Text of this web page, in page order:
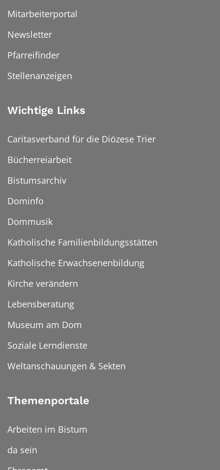
Mitarbeiterportal
Newsletter
Pfarreifinder
Stellenanzeigen
Wichtige Links
Caritasverband für die Diözese Trier
Bücherreiarbeit
Bistumsarchiv
Dominfo
Dommusik
Katholische Familienbildungsstätten
Katholische Erwachsenenbildung
Kirche verändern
Lebensberatung
Museum am Dom
Soziale Lerndienste
Weltanschauungen & Sekten
Themenportale
Arbeiten im Bistum
da sein